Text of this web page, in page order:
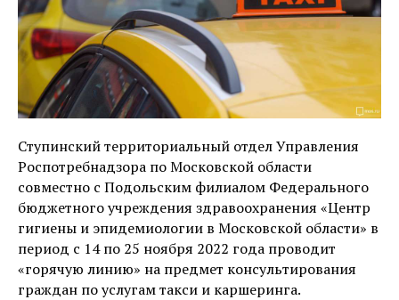
Ступинский территориальный отдел Управления
Роспотребнадзора по Московской области
совместно с Подольским филиалом Федерального
бюджетного учреждения здравоохранения «Центр
гигиены и эпидемиологии в Московской области» в
период с 14 по 25 ноября 2022 года проводит
«горячую линию» на предмет консультирования
граждан по услугам такси и каршеринга.